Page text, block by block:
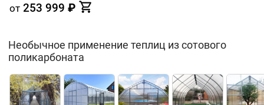
от 253 999 ₽
Необычное применение теплиц из сотового
поликарбоната